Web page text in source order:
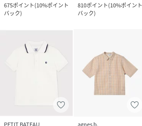
675ポイント(10%ポイント
バック)
810ポイント(10%ポイント
バック)
PETIT BATEAU agnes b.